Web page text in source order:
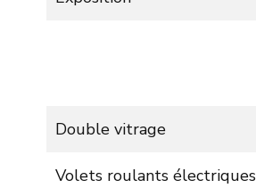
Double vitrage
Volets roulants électriques